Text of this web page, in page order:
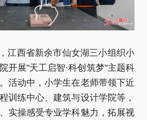
江西省新余市仙女湖三小组织小
开展"天工启智·科创筑梦"主题科
活动中，小学生在老师带领下近
训练中心、建筑与设计学院等，
实操感受专业学科魅力，拓展视